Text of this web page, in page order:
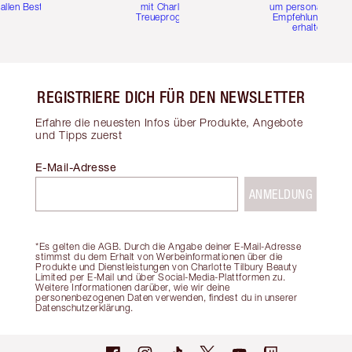
Bestellungen
mit Charlottes
Treueprogramm
um personalisierte
Empfehlungen zu
erhalten
REGISTRIERE DICH FÜR DEN NEWSLETTER
Erfahre die neuesten Infos über Produkte, Angebote
und Tipps zuerst
*Es gelten die AGB. Durch die Angabe deiner E-Mail-Adresse
stimmst du dem Erhalt von Werbeinformationen über die
Produkte und Dienstleistungen von Charlotte Tilbury Beauty
Limited per E-Mail und über Social-Media-Plattformen zu.
Weitere Informationen darüber, wie wir deine
personenbezogenen Daten verwenden, findest du in unserer
Datenschutzerklärung.
E-Mail-Adresse
ANMELDUNG